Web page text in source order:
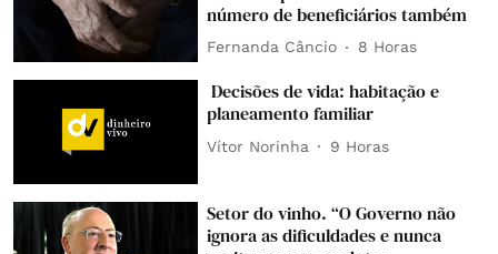
número de beneficiários também
Fernanda Câncio 8 Horas
Decisões de vida: habitação e
planeamento familiar
Vítor Norinha 9 Horas
Setor do vinho. “O Governo não
ignora as dificuldades e nunca